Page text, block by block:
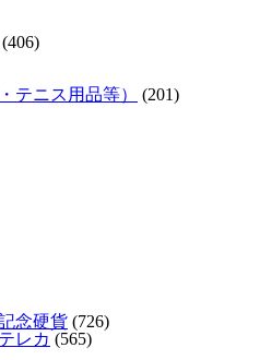
(406)
テニス用品等）
(201)
念硬貨 (726)
レカ (565)